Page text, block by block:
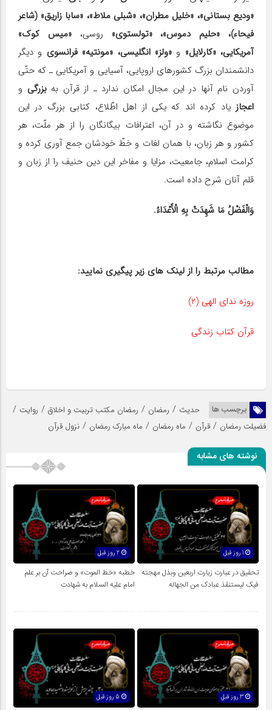
«ودیع بستانی»، «خلیل مطران»، «شبلی ملاط»، «سابا زاریق» (شاعر
فیحاء)، «حلیم دموس»، «تولستوی» روسی،«میس کوک»
آمریکایی، «کارلایل» و«ولز» انگلیسی، «مونتیه» فرانسوی و دیگر
دانشمندان بزرگ کشورهای اروپایی، آسیایی و آمریکایی ـ که حتّی
آوردن نام آنها در این مجال امکان ندارد ـ از قرآن بهبزرگی و
اعجاز یاد کرده اند که یکی از اهل اطّلاع، کتابی بزرگ در این
موضوع نگاشته و در آن، اعترافات بیگانگان را از هر ملّت، هر
کشور و هر زبان، با همان لغات و خطّ خودشان جمع آوری کرده و
کرامت اسلام، جامعیت، مزایا و مفاخر این دین حنیف را از زبان و
قلم آنان شرح داده است.
وَالْفَضْلُ مَا شَهِدَتْ بِهِ الْأَعْدَاءُ.
مطالب مرتبط را از لینک های زیر پیگیری نمایید:
روزه ندای الهی (2)
قرآن کتاب زندگی
برچسب ها حدیث / رمضان / رمضان مکتب تربیت و اخلاق / روایت /
فضیلت رمضان / قرآن / ماه رمضان / ماه مبارک رمضان / نزول قرآن
نوشته های مشابه
1 روز قبل
تحقیق در عبارت زیارت اربعین وبذل مهجته
فیک لیستنقذ عبادک من الجهاله
خطبه «خط الموت» و صراحت آن بر علم
امام علیه السلام به شهادت
3 روز قبل